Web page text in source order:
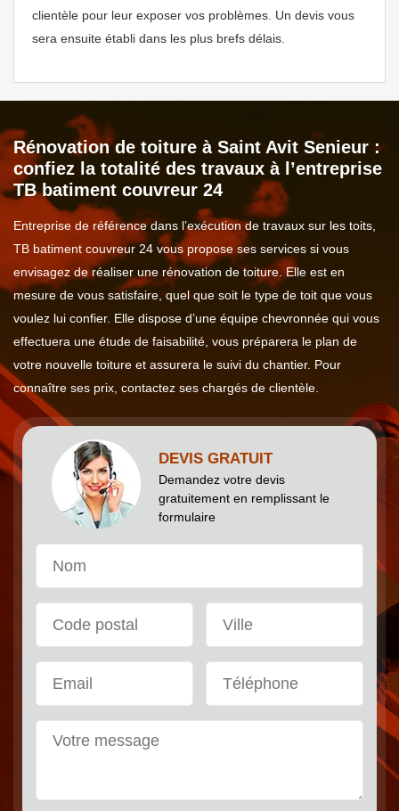
clientèle pour leur exposer vos problèmes. Un devis vous
sera ensuite établi dans les plus brefs délais.
Rénovation de toiture à Saint Avit Senieur :
confiez la totalité des travaux à l’entreprise
TB batiment couvreur 24
Entreprise de référence dans l’exécution de travaux sur les toits,
TB batiment couvreur 24 vous propose ses services si vous
envisagez de réaliser une rénovation de toiture. Elle est en
mesure de vous satisfaire, quel que soit le type de toit que vous
voulez lui confier. Elle dispose d’une équipe chevronnée qui vous
effectuera une étude de faisabilité, vous préparera le plan de
votre nouvelle toiture et assurera le suivi du chantier. Pour
connaître ses prix, contactez ses chargés de clientèle.
DEVIS GRATUIT
Demandez votre devis
gratuitement en remplissant le
formulaire